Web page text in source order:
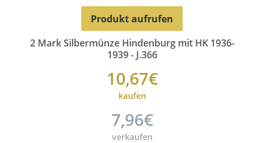
2 Mark Silbermünze Hindenburg mit HK 1936-
1939 - J.366
10,67€
kaufen
7,96€
verkaufen
Produkt aufrufen